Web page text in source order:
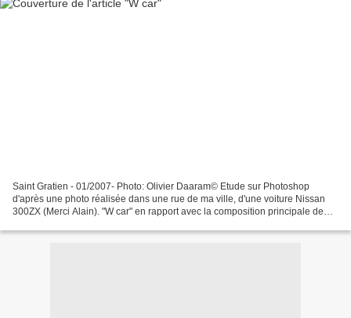
Saint Gratien - 01/2007- Photo: Olivier Daaram© Etude sur Photoshop
d'après une photo réalisée dans une rue de ma ville, d'une voiture Nissan
300ZX (Merci Alain). "W car" en rapport avec la composition principale de